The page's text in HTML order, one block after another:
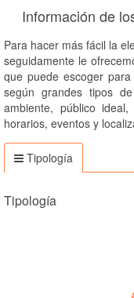
Información de
Para hacer más fácil la
seguidamente le
que puede escoger
según grandes tipos
ambiente, público
horarios, eventos y
Tipología
Tipología